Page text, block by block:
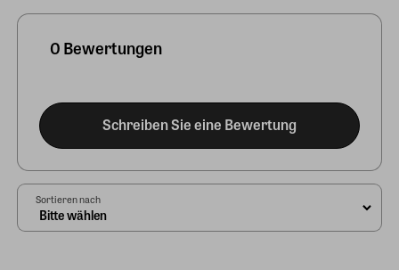
0 Bewertungen
Schreiben Sie eine Bewertung
Sortieren nach